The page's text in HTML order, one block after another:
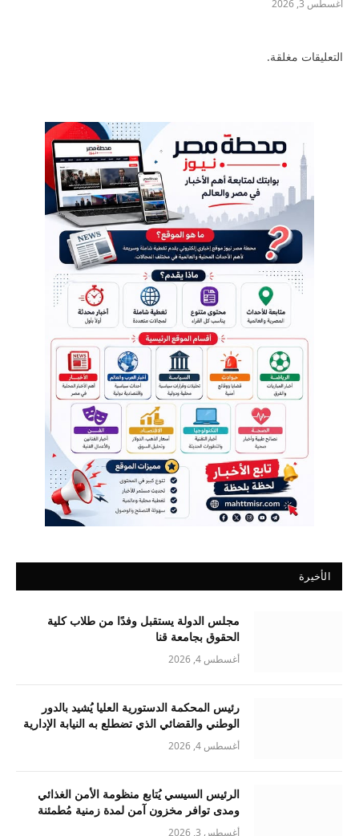
أغسطس 3, 2026
التعليقات مغلقة.
الأخيرة
مجلس الدولة يستقبل وفدًا من طلاب كلية
الحقوق بجامعة قنا
أغسطس 4, 2026
رئيس المحكمة الدستورية العليا يُشيد بالدور
الوطني والقضائي الذي تضطلع به النيابة الإدارية
أغسطس 4, 2026
الرئيس السيسي يُتابع منظومة الأمن الغذائي
ومدى توافر مخزون آمن لمدة زمنية مُطمئنة
أغسطس 3, 2026